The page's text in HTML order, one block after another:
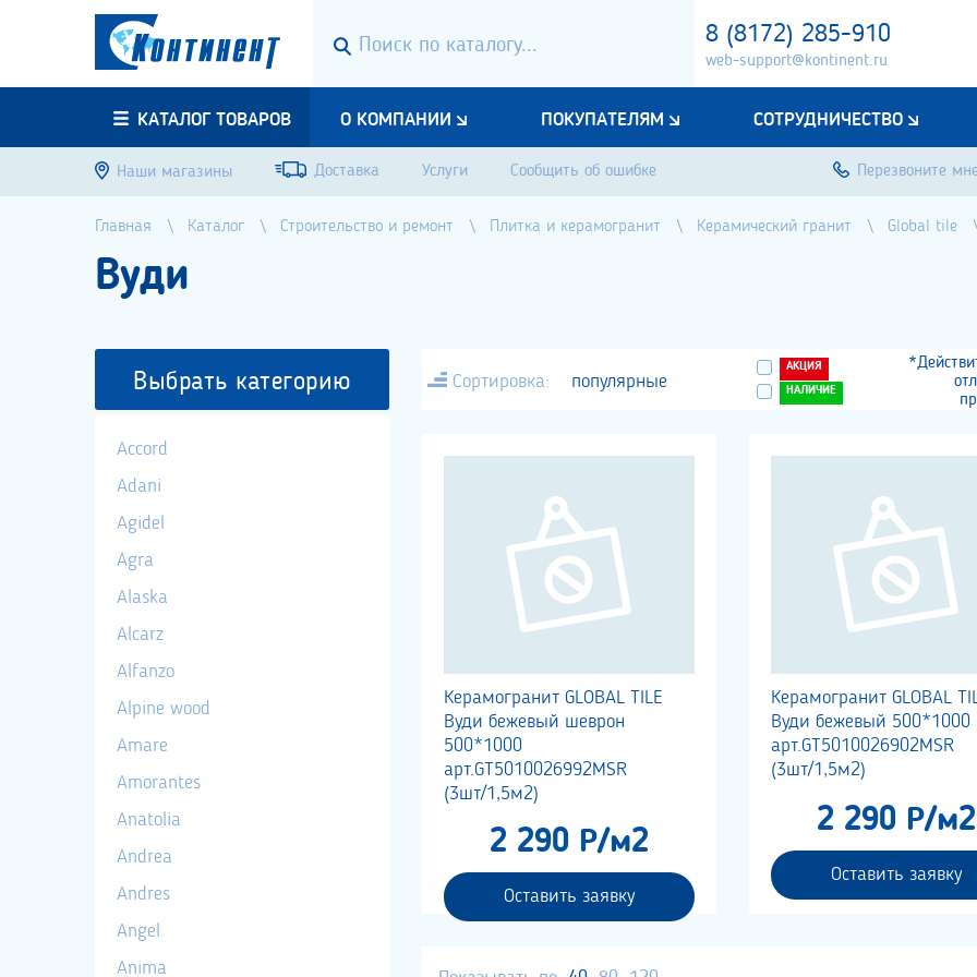
8 (8172) 285-910
web-support@kontinent.ru
КАТАЛОГ ТОВАРОВ О КОМПАНИИ ПОКУПАТЕЛЯМ СОТРУДНИЧЕСТВО
Наши магазины Доставка Услуги Сообщить об ошибке Перезвоните
Главная Каталог Строительство и ремонт Плитка и керамогранит Керамический гранит Global tile
Вуди
Выбрать категорию
Accord
Adani
Agidel
Agra
Alaska
Alcarz
Alfanzo
Alpine wood
Amare
Amorantes
Anatolia
Andrea
Andres
Angel
Anima
Сортировка: популярные
АКЦИЯ
НАЛИЧИЕ
Керамогранит GLOBAL TILE
Вуди бежевый шеврон
500*1000
арт.GT5010026992MSR
(3шт/1,5м2)
2 290 Р/м2
Оставить заявку
Керамогранит GLOBAL
Вуди бежевый 500*1000
арт.GT5010026902MSR
(3шт/1,5м2)
2 290 Р/м2
Оставить заявку